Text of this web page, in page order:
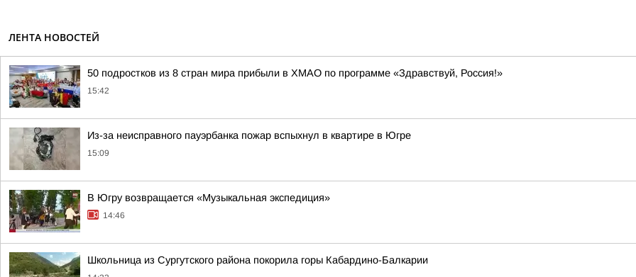
ЛЕНТА НОВОСТЕЙ
50 подростков из 8 стран мира прибыли в ХМАО по программе «Здравствуй, Россия!»
15:42
Из-за неисправного пауэрбанка пожар вспыхнул в квартире в Югре
15:09
В Югру возвращается «Музыкальная экспедиция»
14:46
Школьница из Сургутского района покорила горы Кабардино-Балкарии